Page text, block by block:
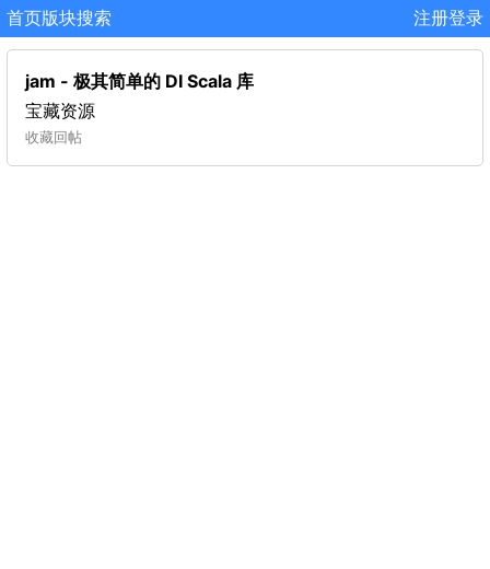
首页版块搜索 注册登录
jam - 极其简单的 DI Scala 库
宝藏资源
收藏回帖